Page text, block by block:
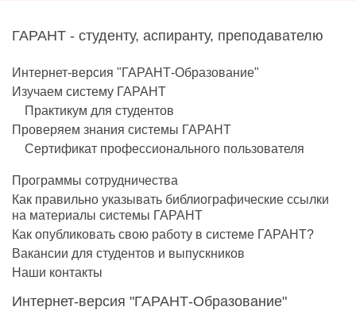
ГАРАНТ - студенту, аспиранту, преподавателю
Интернет-версия "ГАРАНТ-Образование"
Изучаем систему ГАРАНТ
Практикум для студентов
Проверяем знания системы ГАРАНТ
Сертификат профессионального пользователя
Программы сотрудничества
Как правильно указывать библиографические ссылки
на материалы системы ГАРАНТ
Как опубликовать свою работу в системе ГАРАНТ?
Вакансии для студентов и выпускников
Наши контакты
Интернет-версия "ГАРАНТ-Образование"